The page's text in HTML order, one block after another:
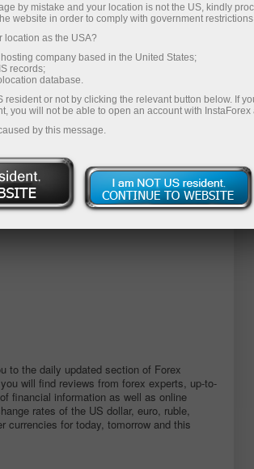
GBP/USD, SP500, Gold, Oil
and Bitcoin
ট্রেডিং অ্যাকাউন্ট খুলুন
ডেমো অ্যাকাউন্ট খুলুন
to the daily updated section of Forex
will find reviews from forex experts, up-to-
financial information as well as online
rates of the US dollar, euro, ruble,
currencies for today, tomorrow and this
by mistake and your location is not the US, kindly
website in order to comply with government
location as the USA?
company based in the United States;
records;
database.
or not by clicking the relevant button below. If
you will not be able to open an account with InstaForex
by this message.